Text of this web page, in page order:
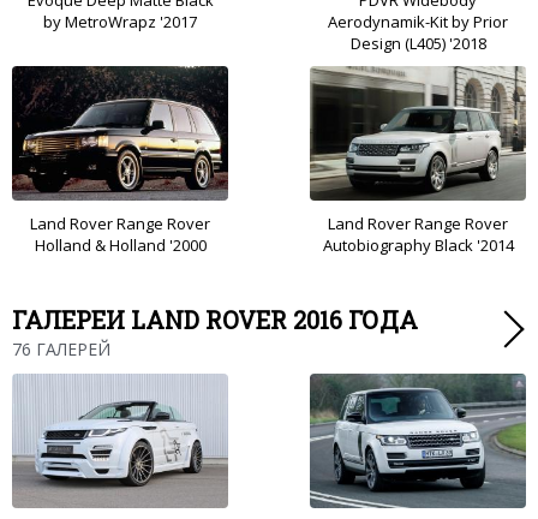
by MetroWrapz '2017
Aerodynamik-Kit by Prior
Design (L405) '2018
Land Rover Range Rover
Holland & Holland '2000
Land Rover Range Rover
Autobiography Black '2014
ГАЛЕРЕИ LAND ROVER 2016 ГОДА
76 ГАЛЕРЕЙ